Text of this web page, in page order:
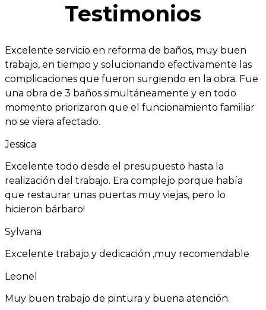
Testimonios
Excelente servicio en reforma de baños, muy buen
trabajo, en tiempo y solucionando efectivamente las
complicaciones que fueron surgiendo en la obra. Fue
una obra de 3 baños simultáneamente y en todo
momento priorizaron que el funcionamiento familiar
no se viera afectado.
Jessica
Excelente todo desde el presupuesto hasta la
realización del trabajo. Era complejo porque había
que restaurar unas puertas muy viejas, pero lo
hicieron bárbaro!
Sylvana
Excelente trabajo y dedicación ,muy recomendable
Leonel
Muy buen trabajo de pintura y buena atención.